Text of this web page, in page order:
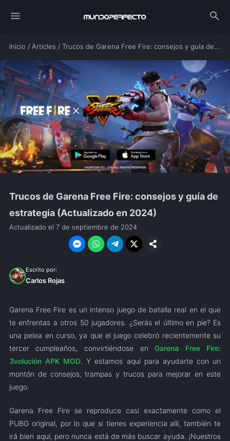
menu search
Inicio / Articles / Trucos de Garena Free Fire: consejos y guía de estrategia (Actualizado en 2024)
Trucos de Garena Free Fire: consejos y guía de
estrategia (Actualizado en 2024)
Actualizado el 7 de septiembre de 2024
Escrito por:
Carlos Rojas
Garena Free Fire es un intenso juego de batalla real en el que
te enfrentas a otros 50 jugadores. ¿Serás el último en pie? Es
una pelea en curso, ya que el juego celebró recientemente su
tercer cumpleaños, convirtiéndose enGarena Free Fire:
3volución APK MOD. Y estamos aquí para ayudarte con un
montón de consejos, trampas y trucos para mejorar en este
juego.
Garena Free Fire se reproduce casi exactamente como el
PUBG original, por lo que si tienes experiencia allí, también te
irá bien aquí, pero nunca está de más buscar ayuda. ¡Nuestros